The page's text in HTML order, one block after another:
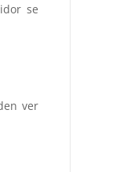
se
ver